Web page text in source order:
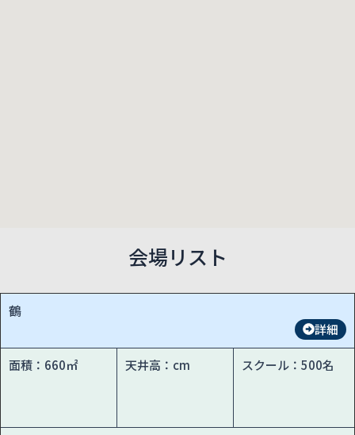
会場リスト
鶴
詳細
面積：660㎡ 天井高：cm スクール：500名